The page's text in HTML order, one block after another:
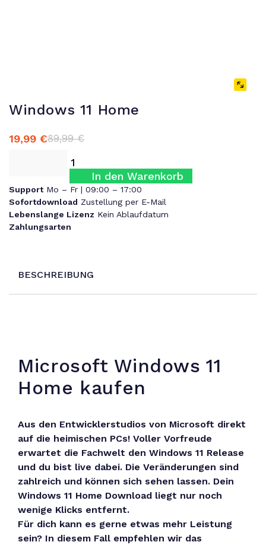
Windows 11 Home
89,99€
Ursprünglicher
19,99 €
Aktueller
In den Warenkorb
Support Mo – Fr | 09:00 – 17:00
Sofortdownload Zustellung per E-Mail
Lebenslange Lizenz Kein Ablaufdatum
Zahlungsarten
BESCHREIBUNG
Microsoft Windows 11
Home kaufen
Aus den Entwicklerstudios von Microsoft direkt
auf die heimischen PCs! Voller Vorfreude
erwartet die Fachwelt den Windows 11 Release
und du bist live dabei. Die Veränderungen sind
zahlreich und können sich sehen lassen. Dein
Windows 11 Home Download liegt nur noch
wenige Klicks entfernt.
Für dich kann es gerne etwas mehr Leistung
sein? In diesem Fall empfehlen wir das